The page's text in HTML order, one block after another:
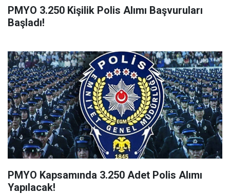
PMYO 3.250 Kişilik Polis Alımı Başvuruları
Başladı!
PMYO Kapsamında 3.250 Adet Polis Alımı
Yapılacak!